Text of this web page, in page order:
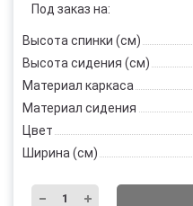
Под заказ на:
Высота спинки (см)
Высота сидения (см)
Материал каркаса
Материал сидения
Цвет
Ширина (см)